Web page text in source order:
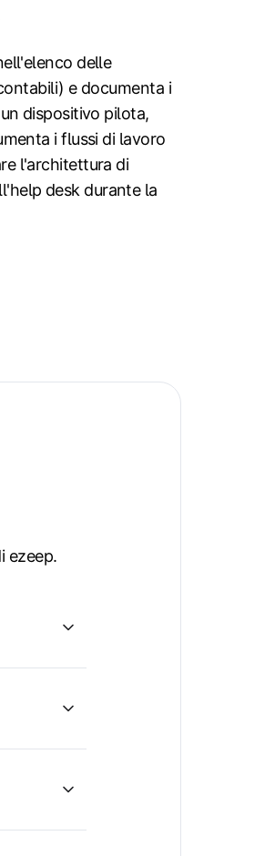
delle
e documenta i
dispositivo pilota,
i flussi di lavoro
l'architettura di
desk durante la
ezeep.